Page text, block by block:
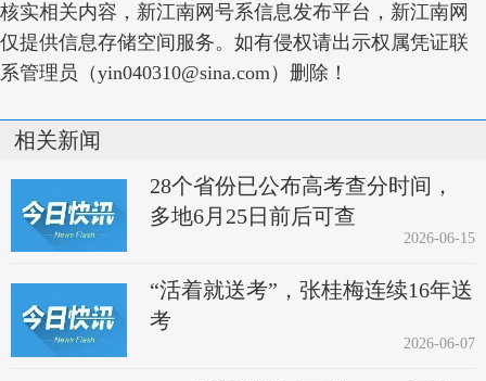
核实相关内容，新江南网号系信息发布平台，新江南网
仅提供信息存储空间服务。如有侵权请出示权属凭证联
系管理员（yin040310@sina.com）删除！
相关新闻
28个省份已公布高考查分时间，
多地6月25日前后可查
2026-06-15
“活着就送考”，张桂梅连续16年送
考
2026-06-07